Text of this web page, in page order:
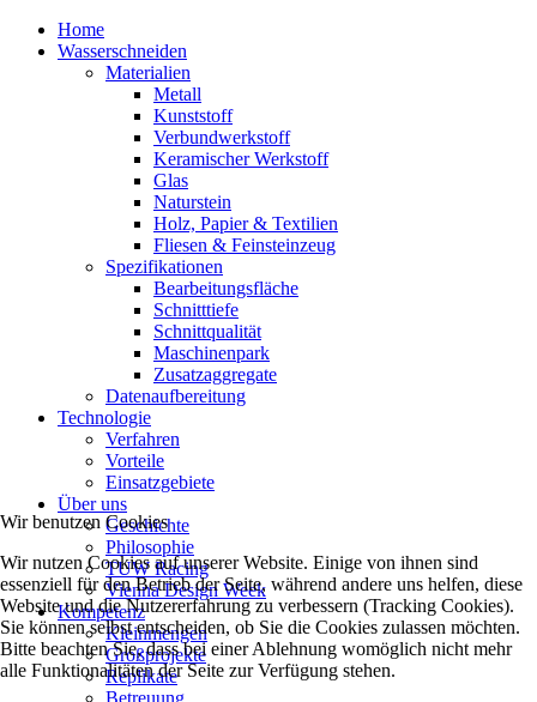
Home
Wasserschneiden
Materialien
Metall
Kunststoff
Verbundwerkstoff
Keramischer Werkstoff
Glas
Naturstein
Holz, Papier & Textilien
Fliesen & Feinsteinzeug
Spezifikationen
Bearbeitungsfläche
Schnitttiefe
Schnittqualität
Maschinenpark
Zusatzaggregate
Datenaufbereitung
Technologie
Verfahren
Vorteile
Einsatzgebiete
Über uns
Geschichte
Philosophie
TUW Racing
Vienna Design Week
Kompetenz
Kleinmengen
Großprojekte
Replikate
Betreuung
Wir benutzen Cookies
Wir nutzen Cookies auf unserer Website. Einige von ihnen sind
essenziell für den Betrieb der Seite, während andere uns helfen, diese
Website und die Nutzererfahrung zu verbessern (Tracking Cookies).
Sie können selbst entscheiden, ob Sie die Cookies zulassen möchten.
Bitte beachten Sie, dass bei einer Ablehnung womöglich nicht mehr
alle Funktionalitäten der Seite zur Verfügung stehen.